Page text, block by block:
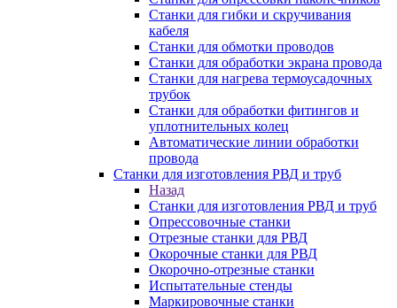
Станки для гибки и скручивания
кабеля
Станки для обмотки проводов
Станки для обработки экрана провода
Станки для нагрева термоусадочных
трубок
Станки для обработки фитингов и
уплотнительных колец
Автоматические линии обработки
провода
Станки для изготовления РВД и труб
Назад
Станки для изготовления РВД и труб
Опрессовочные станки
Отрезные станки для РВД
Окорочные станки для РВД
Окорочно-отрезные станки
Испытательные стенды
Маркировочные станки